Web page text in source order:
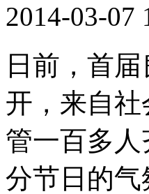
2014-03-07
日前，首
开，来自
管一百多
分节日的气